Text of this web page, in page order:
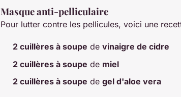
Masque anti-pelliculaire
Pour lutter contre les pellicules, voici une
2 cuillères à soupe de vinaigre de cidre
2 cuillères à soupe de miel
2 cuillères à soupe de gel d'aloe vera